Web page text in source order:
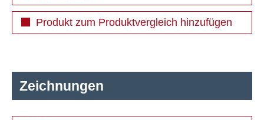
Zeichnungen
Produkt zum Produktvergleich hinzufügen